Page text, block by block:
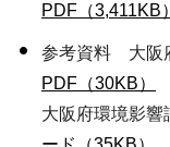
PDF（3,411KB）
参考資料 大阪
PDF（30KB）
大阪府環境影